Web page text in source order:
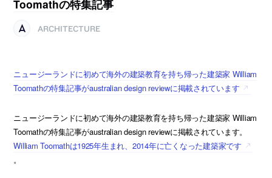
Toomathの特集記事
ARCHITECTURE
ニュージーランドに初めて海外の建築教育を持ち帰った建築家 William
Toomathの特集記事がaustralian design reviewに掲載されています
ニュージーランドに初めて海外の建築教育を持ち帰った建築家 William
Toomathの特集記事がaustralian design reviewに掲載されています。
William Toomathは1925年生まれ、2014年に亡くなった建築家です
。